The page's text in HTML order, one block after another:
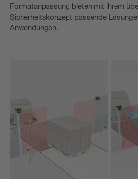
Formatanpassung bieten mit ihrem
Sicherheitskonzept passende
Anwendungen.